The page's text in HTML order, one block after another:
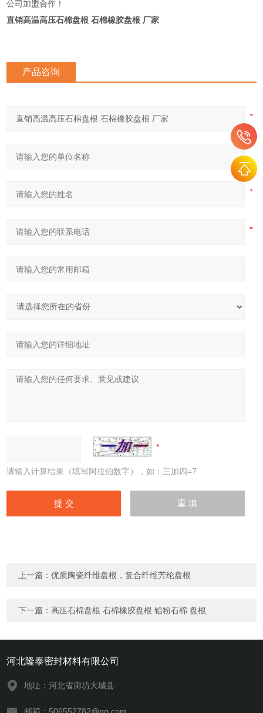
公司加盟合作！
直销高温高压石棉盘根 石棉橡胶盘根 厂家
产品咨询
请输入计算结果（填写阿拉伯数字），如：三加四=7
上一篇：优质陶瓷纤维盘根，复合纤维芳纶盘根
下一篇：高压石棉盘根 石棉橡胶盘根 铅粉石棉 盘根
河北隆泰密封材料有限公司
地址：河北省廊坊大城县